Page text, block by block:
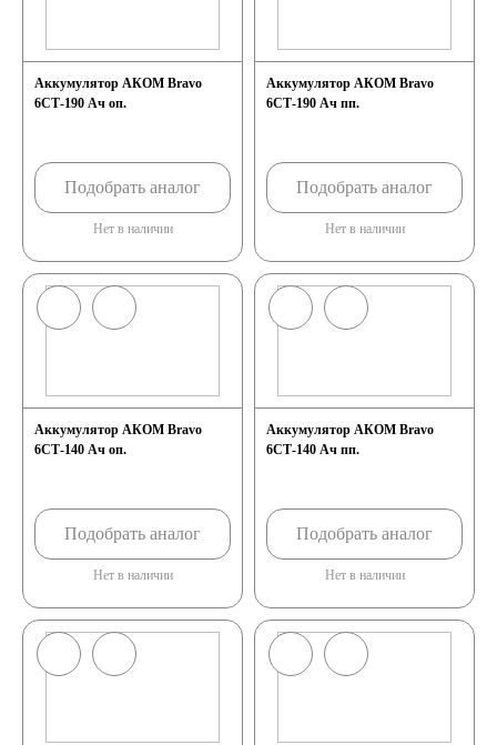
Аккумулятор АКОМ Bravo
6СТ-190 Ач оп.
Подобрать аналог
Нет в наличии
Аккумулятор АКОМ Bravo
6СТ-190 Ач пп.
Подобрать аналог
Нет в наличии
Аккумулятор АКОМ Bravo
6СТ-140 Ач оп.
Подобрать аналог
Нет в наличии
Аккумулятор АКОМ Bravo
6СТ-140 Ач пп.
Подобрать аналог
Нет в наличии